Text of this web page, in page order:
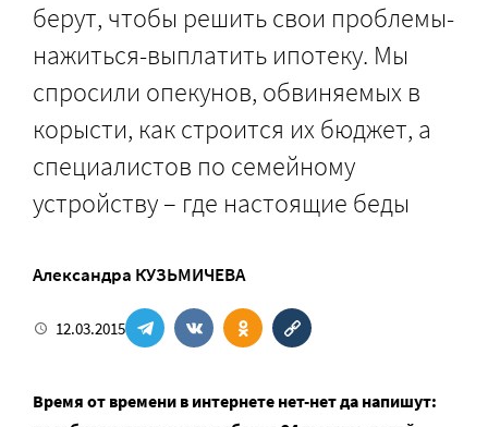
берут, чтобы решить свои проблемы-
нажиться-выплатить ипотеку. Мы
спросили опекунов, обвиняемых в
корысти, как строится их бюджет, а
специалистов по семейному
устройству – где настоящие беды
Александра КУЗЬМИЧЕВА
12.03.2015
Время от времени в интернете нет-нет да напишут: